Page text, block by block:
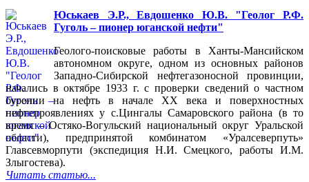
Юськаев Э.Р., Евдошенко Ю.В. "Геолог Р.Ф.
Гуголь – пионер юганской нефти"
Геолого-поисковые работы в Ханты-Мансийском
автономном округе, одном из основных районов
Западно-Сибирской нефтегазоносной провинции,
начались в октябре 1933 г. с проверки сведений о частном
бурении на нефть в начале ХХ века и поверхностных
нефтепроявлениях у с.Цингалы Самаровского района (в то
время – Остяко-Вогульский национальный округ Уральской
области), предпринятой комбинатом «Уралсеверпуть»
Главсевморпути (экспедиция Н.И. Смецкого, работы И.М.
Злыгостева).
Читать статью...